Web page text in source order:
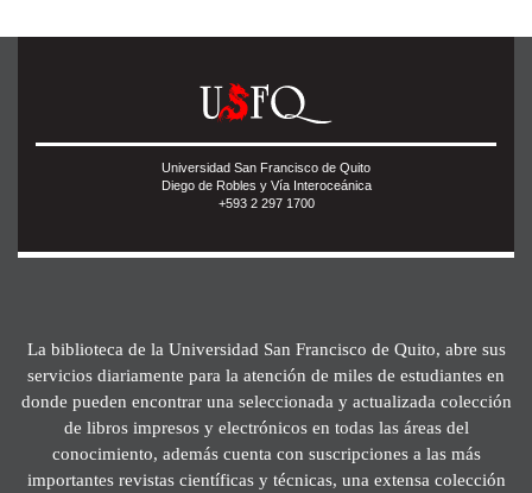
Universidad San Francisco de Quito
Diego de Robles y Vía Interoceánica
+593 2 297 1700
La biblioteca de la Universidad San Francisco de Quito, abre sus
servicios diariamente para la atención de miles de estudiantes en
donde pueden encontrar una seleccionada y actualizada colección
de libros impresos y electrónicos en todas las áreas del
conocimiento, además cuenta con suscripciones a las más
importantes revistas científicas y técnicas, una extensa colección